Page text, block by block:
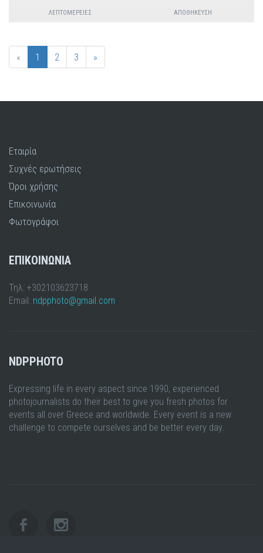
ΛΕΠΤΟΜΈΡΕΙΕΣ ΑΠΟΘΉΚΕΥΣΗ
« 1 2 3 »
Εταιρία
Συχνές ερωτήσεις
Όροι χρήσης
Επικοινωνία
Φωτογράφοι
ΕΠΙΚΟΙΝΩΝΙΑ
Τηλ: +302103623718
Email: ndpphoto@gmail.com
NDPPHOTO
Expressing life in every aspect since 1990, experienced
photojournalists do their best to give you fresh photos for
events all over Greece and worldwide. Every event is a new
challenge to compete ourselves and be better every day.